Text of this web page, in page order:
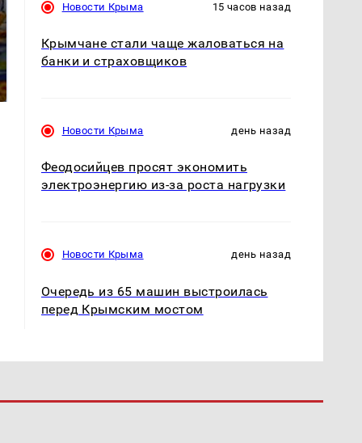
СМИ: В Химках на
полицейскую
машину напали и
Новости Крыма 15 часов назад
Крымчане стали чаще жаловаться на
банки и страховщиков
Новости Крыма день назад
Феодосийцев просят экономить
электроэнергию из-за роста нагрузки
Новости Крыма день назад
Очередь из 65 машин выстроилась
перед Крымским мостом